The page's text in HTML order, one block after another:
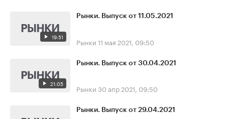
19:51
Рынки. Выпуск от 11.05.2021
Рынки 11 мая 2021, 09:50
21:05
Рынки. Выпуск от 30.04.2021
Рынки 30 апр 2021, 09:50
Рынки. Выпуск от 29.04.2021